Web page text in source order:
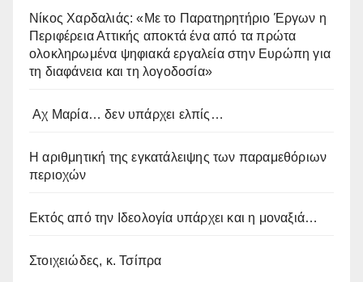
Νίκος Χαρδαλιάς: «Με το Παρατηρητήριο Έργων η
Περιφέρεια Αττικής αποκτά ένα από τα πρώτα
ολοκληρωμένα ψηφιακά εργαλεία στην Ευρώπη για
τη διαφάνεια και τη λογοδοσία»
Αχ Μαρία… δεν υπάρχει ελπίς…
Η αριθμητική της εγκατάλειψης των παραμεθόριων
περιοχών
Εκτός από την Ιδεολογία υπάρχει και η μοναξιά…
Στοιχειώδες, κ. Τσίπρα